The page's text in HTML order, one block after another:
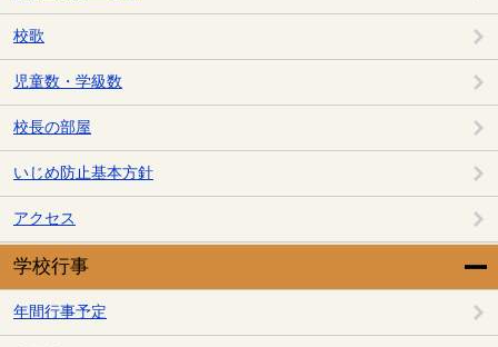
校歌
児童数・学級数
校長の部屋
いじめ防止基本方針
アクセス
学校行事
年間行事予定